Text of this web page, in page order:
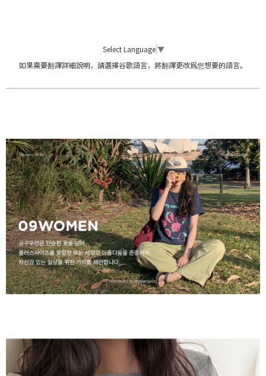
Select Language ▼
如果需要翻譯詳細說明，請選擇谷歌語言，將翻譯更改爲您想要的語言。